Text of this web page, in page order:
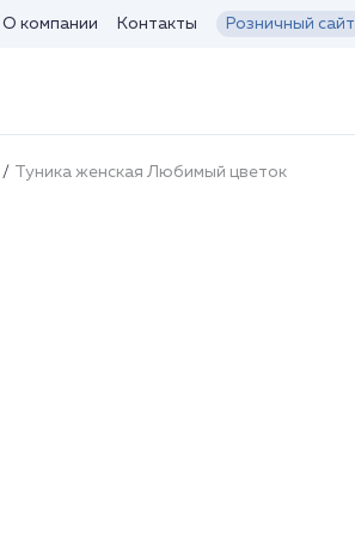
О компании Контакты Розничный сайт
Туника женская Любимый цветок